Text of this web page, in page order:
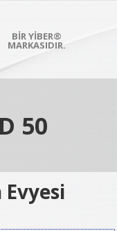
BIR YİBER®
MARKASIDIR.
50
Evyesi